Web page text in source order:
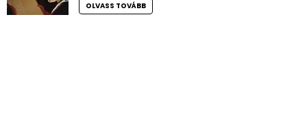
OLVASS TOVÁBB